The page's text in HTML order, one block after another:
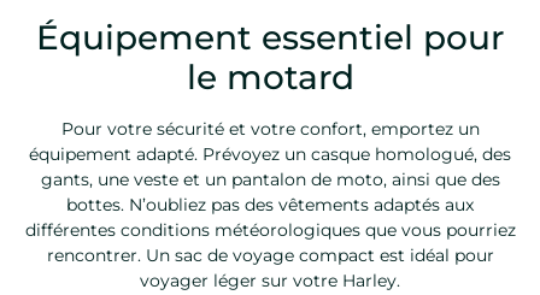
Équipement essentiel pour
le motard
Pour votre sécurité et votre confort, emportez un
équipement adapté. Prévoyez un casque homologué, des
gants, une veste et un pantalon de moto, ainsi que des
bottes. N’oubliez pas des vêtements adaptés aux
différentes conditions météorologiques que vous pourriez
rencontrer. Un sac de voyage compact est idéal pour
voyager léger sur votre Harley.